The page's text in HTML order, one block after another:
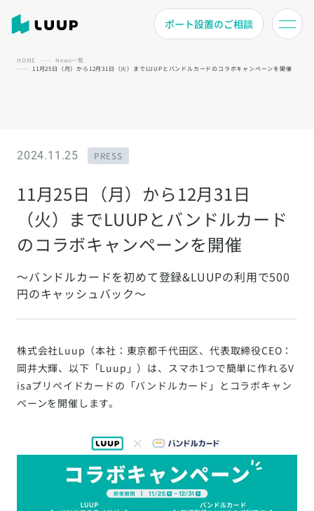
ポート設置のご相談
HOME
News一覧
11月25日（月）から12月31日（火）までLUUPとバンドルカードのコラボキャンペーンを開催
2024.11.25 PRESS
11月25日（月）から12月31日
（火）までLUUPとバンドルカード
のコラボキャンペーンを開催
〜バンドルカードを初めて登録&LUUPの利用で500
円のキャッシュバック〜
株式会社Luup（本社：東京都千代田区、代表取締役CEO：
岡井大輝、以下「Luup」）は、スマホ1つで簡単に作れるV
isaプリペイドカードの「バンドルカード」とコラボキャン
ペーンを開催します。